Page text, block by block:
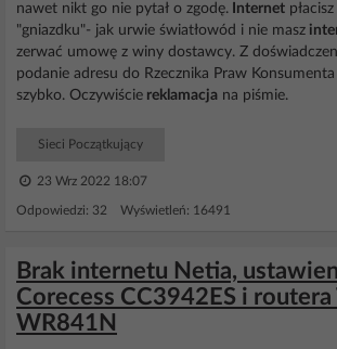
nawet nikt go nie pytał o zgodę. Internet
"gniazdku"- jak urwie światłowód i nie masz
zerwać umowę z winy dostawcy. Z
podanie adresu do Rzecznika Praw
szybko. Oczywiście reklamacja na piśmie.
Sieci Początkujący
23 Wrz 2022 18:07
Odpowiedzi: 32 Wyświetleń: 16491
Brak internetu Netia,
Corecess CC3942ES i routera
WR841N